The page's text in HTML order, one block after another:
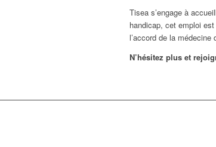
Tisea s’engage à
handicap, cet emploi
l’accord de la médecine
N’hésitez plus et